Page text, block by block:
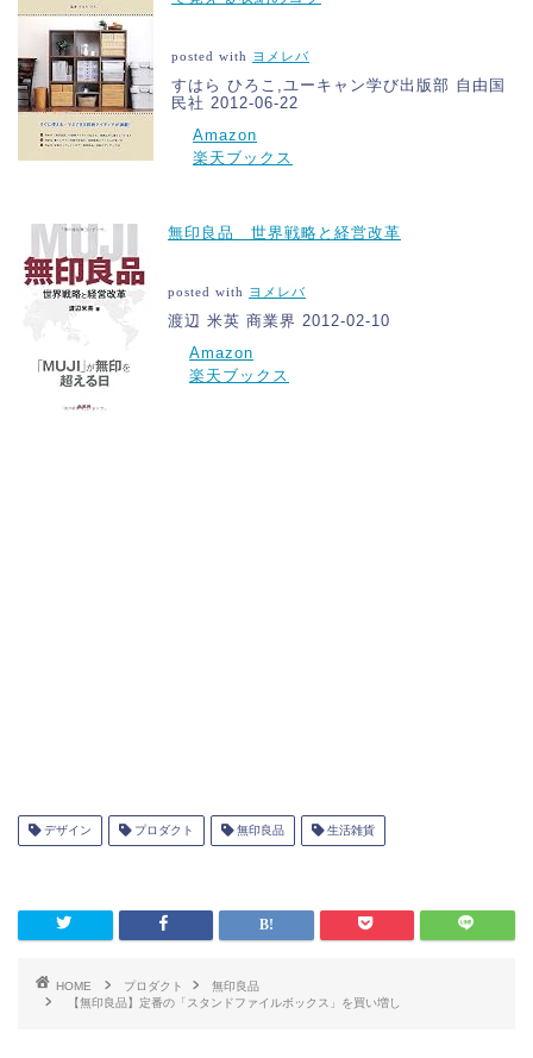
posted with ヨメレバ
すはら ひろこ,ユーキャン学び出版部 自由国
民社 2012-06-22
Amazon
楽天ブックス
無印良品 世界戦略と経営改革
posted with ヨメレバ
渡辺 米英 商業界 2012-02-10
Amazon
楽天ブックス
デザイン プロダクト 無印良品 生活雑貨
HOME プロダクト
無印良品
【無印良品】定番の「スタンドファイルボックス」を買い増し